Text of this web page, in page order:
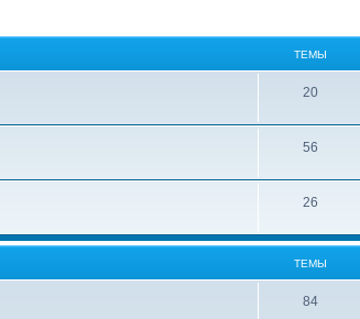
ТЕМЫ
20
56
26
ТЕМЫ
84